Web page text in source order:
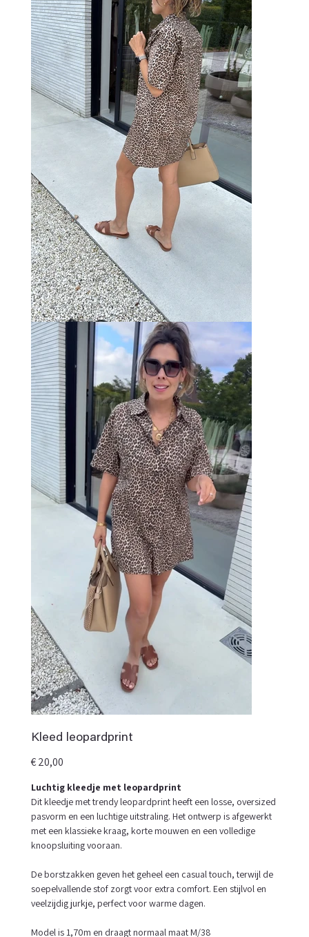
Kleed leopardprint
Prijs
€ 20,00
Luchtig kleedje met leopardprint
Dit kleedje met trendy leopardprint heeft een losse, oversized
pasvorm en een luchtige uitstraling. Het ontwerp is afgewerkt
met een klassieke kraag, korte mouwen en een volledige
knoopsluiting vooraan.
De borstzakken geven het geheel een casual touch, terwijl de
soepelvallende stof zorgt voor extra comfort. Een stijlvol en
veelzijdig jurkje, perfect voor warme dagen.
Model is 1,70m en draagt normaal maat M/38